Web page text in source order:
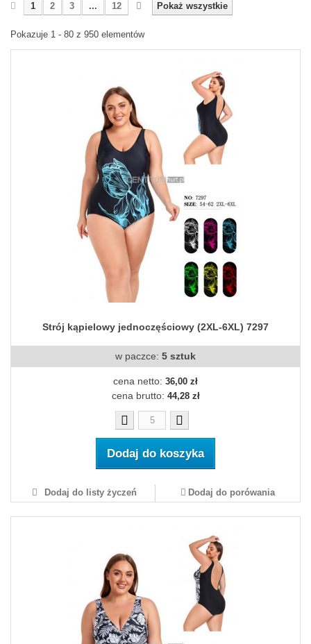
Pokaż wszystkie
1 2 3 ... 12
Pokazuje 1 - 80 z 950 elementów
Strój kąpielowy jednoczęściowy (2XL-6XL) 7297
w paczce: 5 sztuk
cena netto: 36,00 zł
cena brutto: 44,28 zł
Dodaj do koszyka
Dodaj do listy życzeń Dodaj do porówania